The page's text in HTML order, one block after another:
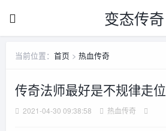
变态传奇
当前位置： 首页 > 热血传奇
传奇法师最好是不规律走位
2021-04-30 09:38:58 热血传奇